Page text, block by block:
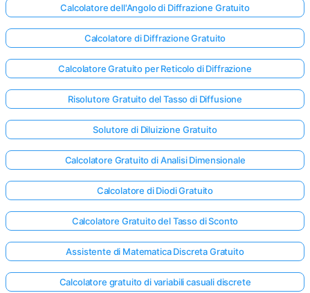
Accedi
qui!
Calcolatore dell'Angolo di Diffrazione Gratuito
Calcolatore di Diffrazione Gratuito
Calcolatore Gratuito per Reticolo di Diffrazione
Risolutore Gratuito del Tasso di Diffusione
Solutore di Diluizione Gratuito
Calcolatore Gratuito di Analisi Dimensionale
Calcolatore di Diodi Gratuito
Calcolatore Gratuito del Tasso di Sconto
Assistente di Matematica Discreta Gratuito
Calcolatore gratuito di variabili casuali discrete